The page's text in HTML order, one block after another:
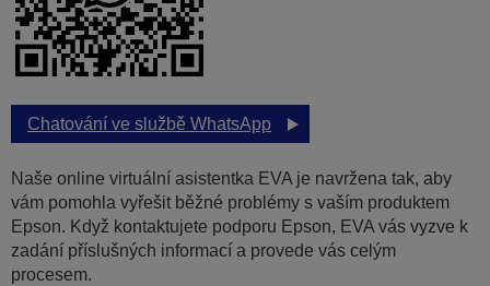
Chatování ve službě WhatsApp
Naše online virtuální asistentka EVA je navržena tak, aby
vám pomohla vyřešit běžné problémy s vaším produktem
Epson. Když kontaktujete podporu Epson, EVA vás vyzve k
zadání příslušných informací a provede vás celým
procesem.